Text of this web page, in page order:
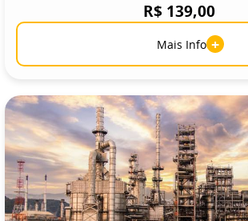
R$ 139,00
Mais Info +